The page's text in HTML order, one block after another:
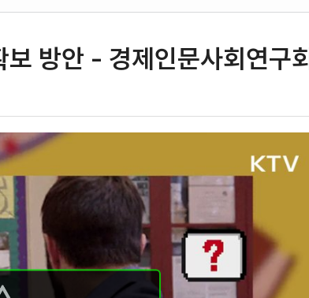
방안 - 경제인문사회연구회